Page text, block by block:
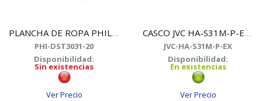
PLANCHA DE ROPA PHILIPS DST3031/20
PHI-DST3031-20
Disponibilidad:
Sin existencias
Ver Precio
CASCO JVC HA-S31M-P-EX ROSA
JVC-HA-S31M-P-EX
Disponibilidad:
En existencias
Ver Precio